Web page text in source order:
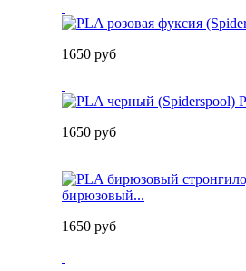
1650 руб
1650 руб
бирюзовый...
1650 руб